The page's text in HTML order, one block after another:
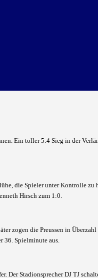
Ein toller 5:4 Sieg in der
die Spieler unter Kontrolle zu
Hirsch zum 1:0.
zogen die Preussen in
36. Spielminute aus.
Der Stadionsprecher DJ TJ